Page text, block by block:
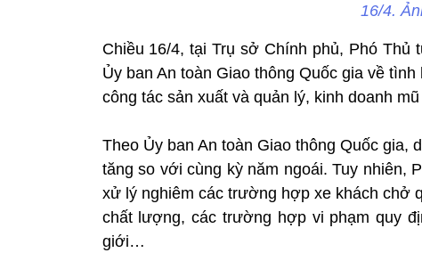
16/4.
Chiều 16/4, tại Trụ sở Chính phủ, Phó
Ủy ban An toàn Giao thông Quốc gia về
công tác sản xuất và quản lý, kinh doanh
Theo Ủy ban An toàn Giao thông Quốc gia,
tăng so với cùng kỳ năm ngoái. Tuy nhiên,
xử lý nghiêm các trường hợp xe khách chở
chất lượng, các trường hợp vi phạm quy
giới…